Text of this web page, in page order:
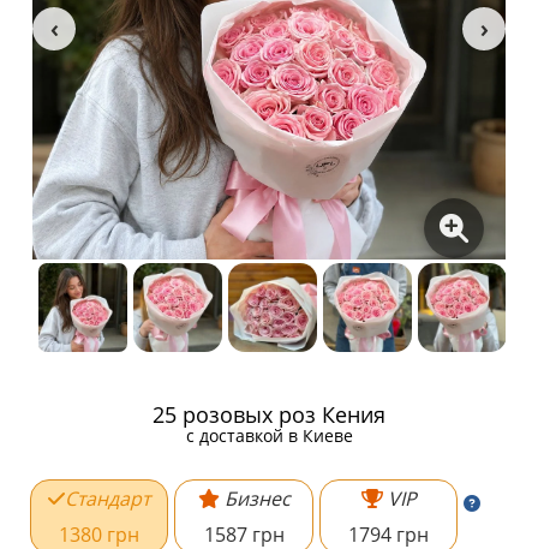
25 розовых роз Кения
c доставкой в Киеве
Стандарт
1380 грн
Бизнес
1587 грн
VIP
1794 грн